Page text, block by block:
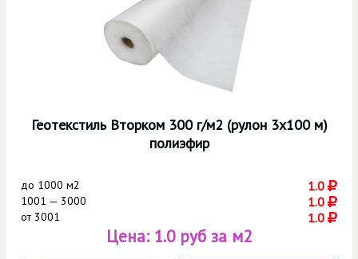
Геотекстиль Вторком 300 г/м2 (рулон 3х100 м)
полиэфир
до 1000 м2 1.0
1001 — 3000 1.0
от3001 1.0
Цена: 1.0 руб за м2